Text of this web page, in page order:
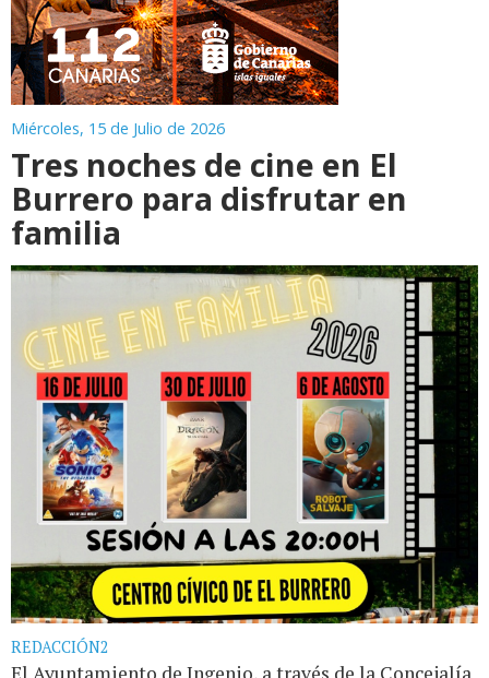
Miércoles, 15 de Julio de 2026
Tres noches de cine en El
Burrero para disfrutar en
familia
REDACCIÓN2
El Ayuntamiento de Ingenio, a través de la Concejalía